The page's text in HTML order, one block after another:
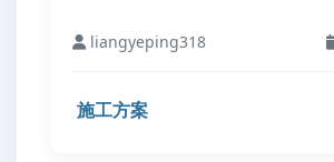
liangyeping318
施工方案